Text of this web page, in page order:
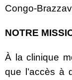
Congo-
NOTRE
À la clinique
que l’accès à